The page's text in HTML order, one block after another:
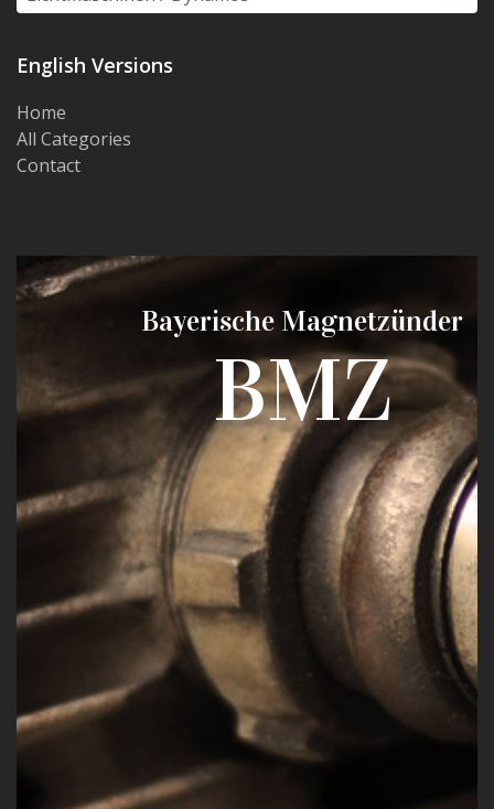
English Versions
Home
All Categories
Contact
Bayerische Magnetzünder
BMZ